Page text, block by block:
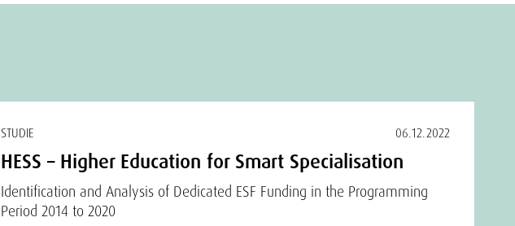
STUDIE 06.12.2022
HESS – Higher Education for Smart Specialisation
Identification and Analysis of Dedicated ESF Funding in the Programming
Period 2014 to 2020